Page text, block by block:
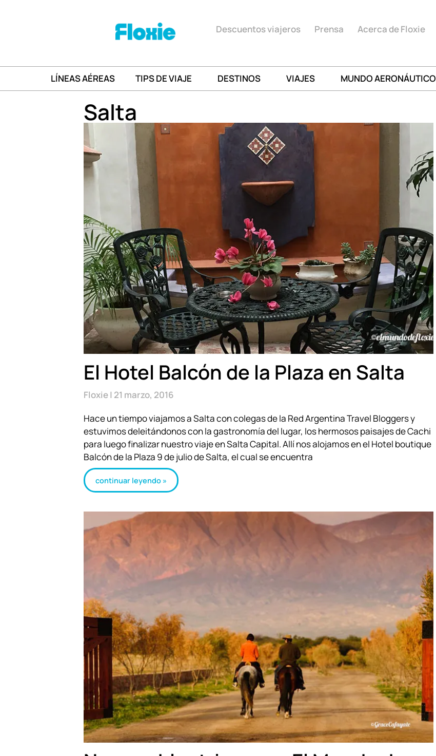
Descuentos viajeros Prensa Acerca de Floxie
LÍNEAS AÉREAS TIPS DE VIAJE DESTINOS VIAJES MUNDO AERONÁUTICO
Salta
El Hotel Balcón de la Plaza en Salta
Floxie 21 marzo, 2016
Hace un tiempo viajamos a Salta con colegas de la Red Argentina Travel Bloggers y
estuvimos deleitándonos con la gastronomía del lugar, los hermosos paisajes de Cachi
para luego finalizar nuestro viaje en Salta Capital. Allí nos alojamos en el Hotel boutique
Balcón de la Plaza 9 de julio de Salta, el cual se encuentra
continuar leyendo »